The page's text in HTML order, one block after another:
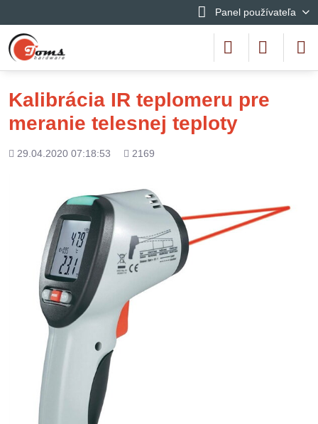
Panel používateľa
Kalibrácia IR teplomeru pre
meranie telesnej teploty
Pridané
29.04.2020 07:18:53
Počet
2169